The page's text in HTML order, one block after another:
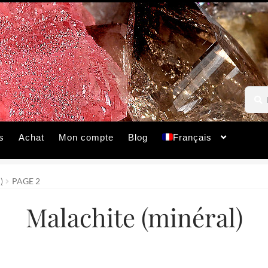
pour :
Achat Mon compte Blog Français
PAGE 2
Malachite (minéral)